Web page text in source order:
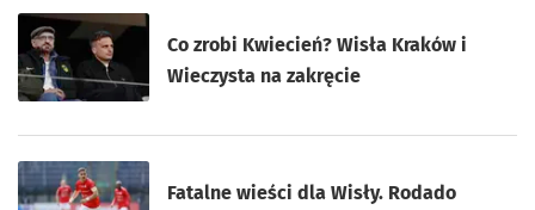
Co zrobi Kwiecień? Wisła Kraków i
Wieczysta na zakręcie
Fatalne wieści dla Wisły. Rodado